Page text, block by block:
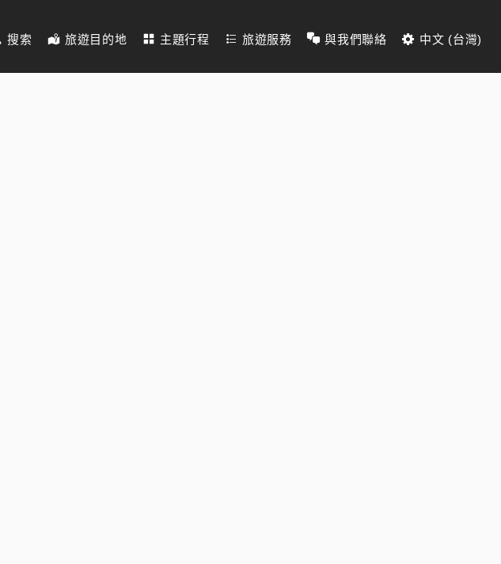
搜索 旅遊目的地 主題行程 旅遊服務 與我們聯絡 中文 (台灣)